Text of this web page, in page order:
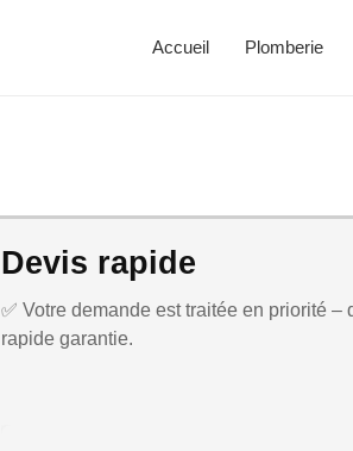
Accueil Plomberie
Devis rapide
✅ Votre demande est traitée en priorité –
rapide garantie.